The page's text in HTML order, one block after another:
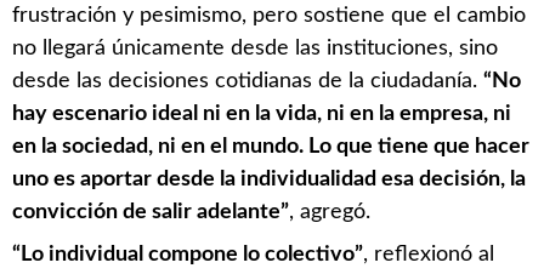
frustración y pesimismo, pero sostiene que el cambio
no llegará únicamente desde las instituciones, sino
desde las decisiones cotidianas de la ciudadanía. “No
hay escenario ideal ni en la vida, ni en la empresa, ni
en la sociedad, ni en el mundo. Lo que tiene que hacer
uno es aportar desde la individualidad esa decisión, la
convicción de salir adelante”, agregó.
“Lo individual compone lo colectivo”, reflexionó al